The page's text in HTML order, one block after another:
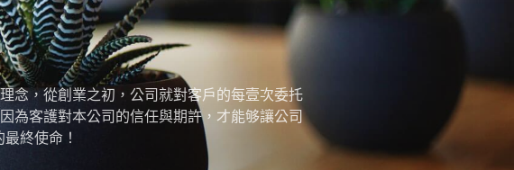
念，從創業之初，公司就對客戶的每壹次委托
為客護對本公司的信任與期許，才能够讓公司
終使命！